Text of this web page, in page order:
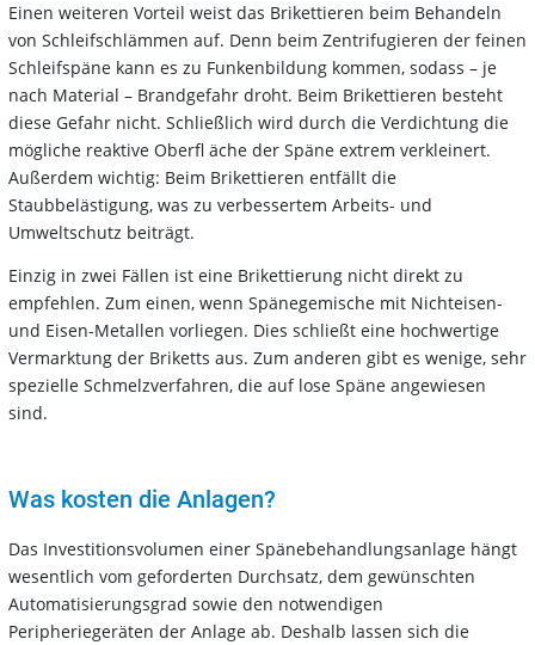
Einen weiteren Vorteil weist das Brikettieren beim Behandeln
von Schleifschlämmen auf. Denn beim Zentrifugieren der feinen
Schleifspäne kann es zu Funkenbildung kommen, sodass – je
nach Material – Brandgefahr droht. Beim Brikettieren besteht
diese Gefahr nicht. Schließlich wird durch die Verdichtung die
mögliche reaktive Oberfl äche der Späne extrem verkleinert.
Außerdem wichtig: Beim Brikettieren entfällt die
Staubbelästigung, was zu verbessertem Arbeits- und
Umweltschutz beiträgt.
Einzig in zwei Fällen ist eine Brikettierung nicht direkt zu
empfehlen. Zum einen, wenn Spänegemische mit Nichteisen-
und Eisen-Metallen vorliegen. Dies schließt eine hochwertige
Vermarktung der Briketts aus. Zum anderen gibt es wenige, sehr
spezielle Schmelzverfahren, die auf lose Späne angewiesen
sind.
Was kosten die Anlagen?
Das Investitionsvolumen einer Spänebehandlungsanlage hängt
wesentlich vom geforderten Durchsatz, dem gewünschten
Automatisierungsgrad sowie den notwendigen
Peripheriegeräten der Anlage ab. Deshalb lassen sich die